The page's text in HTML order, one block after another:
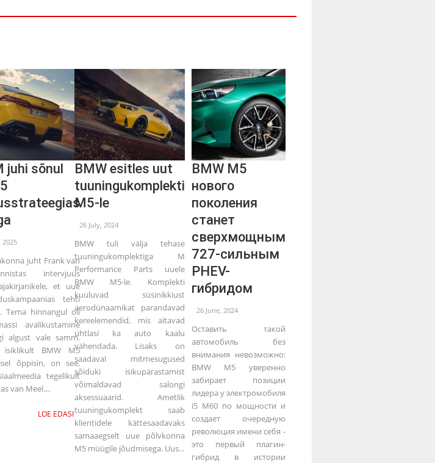
juhi sõnul
2025
juht Frank van
intervjuus
et uue
tehti
Tema hinnangul oli
avalikustamine
algust vale samm.
isiklikult BMW M5
õppisin, on see,
tegelikult
van Meel....
LOE EDASI
BMW esitles uut
tuuningukomplekti
M5-le
26 July, 2024
BMW tuli välja tehase
tuuningukomplektiga M
Performance Parts uuele
BMW M5-le. Komplekti
kuuluvad süsinikkiust
aerodünaamikat parandavad
kereelemendid, mis aitavad
ühtlasi ka auto kaalu
vähendada. Lisaks on
saadaval mitmesugused
sõiduki isikupärastamist
võimaldavad salongi
aksessuaarid. Ametlik
tuuningukomplekt saab
klientidele kättesaadavaks
samaaegselt uue põlvkonna
M5 müügile jõudmisega. Uus...
BMW M5
нового
поколения
станет
сверхмощным
727-сильным
PHEV-
гибридом
26 June, 2024
Оставить такой
автомобиль без
внимания невозможно:
BMW M5 уверенно
забирает позиции
лидера у электромобиля
i5 M60 по мощности и
создает очередную
революция имени себя -
это первый плагин-
гибрид в истории